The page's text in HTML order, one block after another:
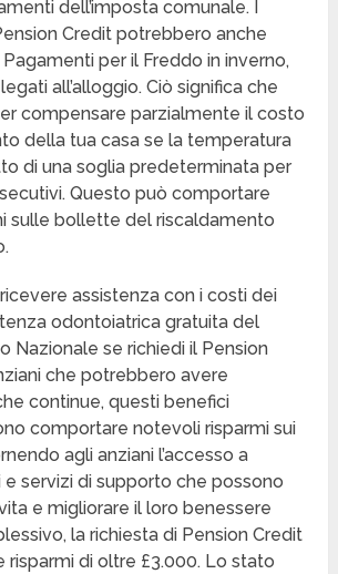
dell’imposta comunale. I
Credit potrebbero anche
per il Freddo in inverno,
all’alloggio. Ciò significa che
compensare parzialmente il costo
della tua casa se la temperatura
di una soglia predeterminata per
Questo può comportare
sulle bollette del riscaldamento
assistenza con i costi dei
odontoiatrica gratuita del
Nazionale se richiedi il Pension
che potrebbero avere
continue, questi benefici
comportare notevoli risparmi sui
agli anziani l’accesso a
servizi di supporto che possono
e migliorare il loro benessere
la richiesta di Pension Credit
risparmi di oltre £3.000. Lo stato